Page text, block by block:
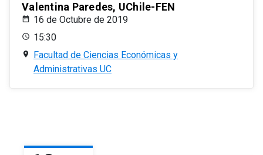
Valentina Paredes, UChile-FEN
16 de Octubre de 2019
15:30
Facultad de Ciencias Económicas y
Administrativas UC